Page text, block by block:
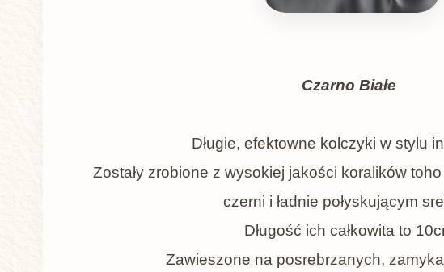
Czarno Białe
Długie, efektowne kolczyki w stylu
Zostały zrobione z wysokiej jakości koralików
czerni i ładnie połyskującym
Długość ich całkowita to
Zawieszone na posrebrzanych,